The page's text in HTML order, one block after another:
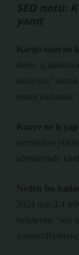
SEO notu:
yanıt
Kargo taşıyan
denir; iş
sürücüsü”
terimi
Kurye ne iş
ayrıştırılan
adreslerinde
Neden bu
2024 için 3,4
belirleyen “son